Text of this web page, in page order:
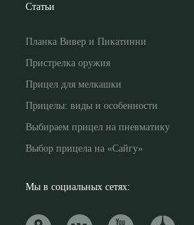
Статьи
Планка Вивер и Пикатинни
Пристрелка оружия
Прицел для мелкашки
Прицелы: виды и особенности
Выбираем прицел на пневматику
Выбор прицела на «Сайгу»
Мы в социальных сетях: